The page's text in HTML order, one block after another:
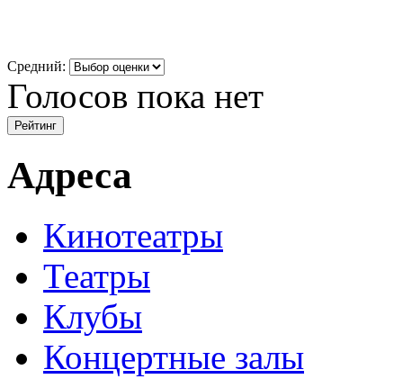
Средний:
Голосов пока нет
Адреса
Кинотеатры
Театры
Клубы
Концертные залы